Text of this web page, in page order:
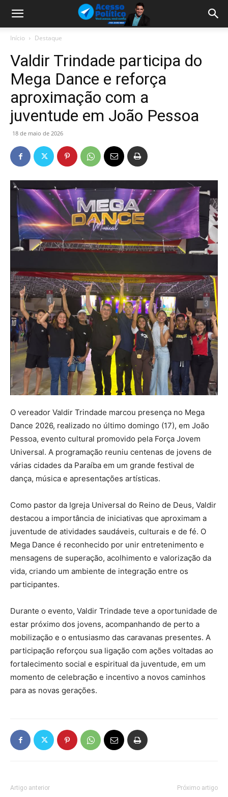
Início Destaque
Valdir Trindade participa do
Mega Dance e reforça
aproximação com a
juventude em João Pessoa
18 de maio de 2026
O vereador Valdir Trindade marcou presença no Mega
Dance 2026, realizado no último domingo (17), em João
Pessoa, evento cultural promovido pela Força Jovem
Universal. A programação reuniu centenas de jovens de
várias cidades da Paraíba em um grande festival de
dança, música e apresentações artísticas.
Como pastor da Igreja Universal do Reino de Deus, Valdir
destacou a importância de iniciativas que aproximam a
juventude de atividades saudáveis, culturais e de fé. O
Mega Dance é reconhecido por unir entretenimento e
mensagens de superação, acolhimento e valorização da
vida, criando um ambiente de integração entre os
participantes.
Durante o evento, Valdir Trindade teve a oportunidade de
estar próximo dos jovens, acompanhando de perto a
mobilização e o entusiasmo das caravanas presentes. A
participação reforçou sua ligação com ações voltadas ao
fortalecimento social e espiritual da juventude, em um
momento de celebração e incentivo a novos caminhos
para as novas gerações.
Artigo anterior Próximo artigo